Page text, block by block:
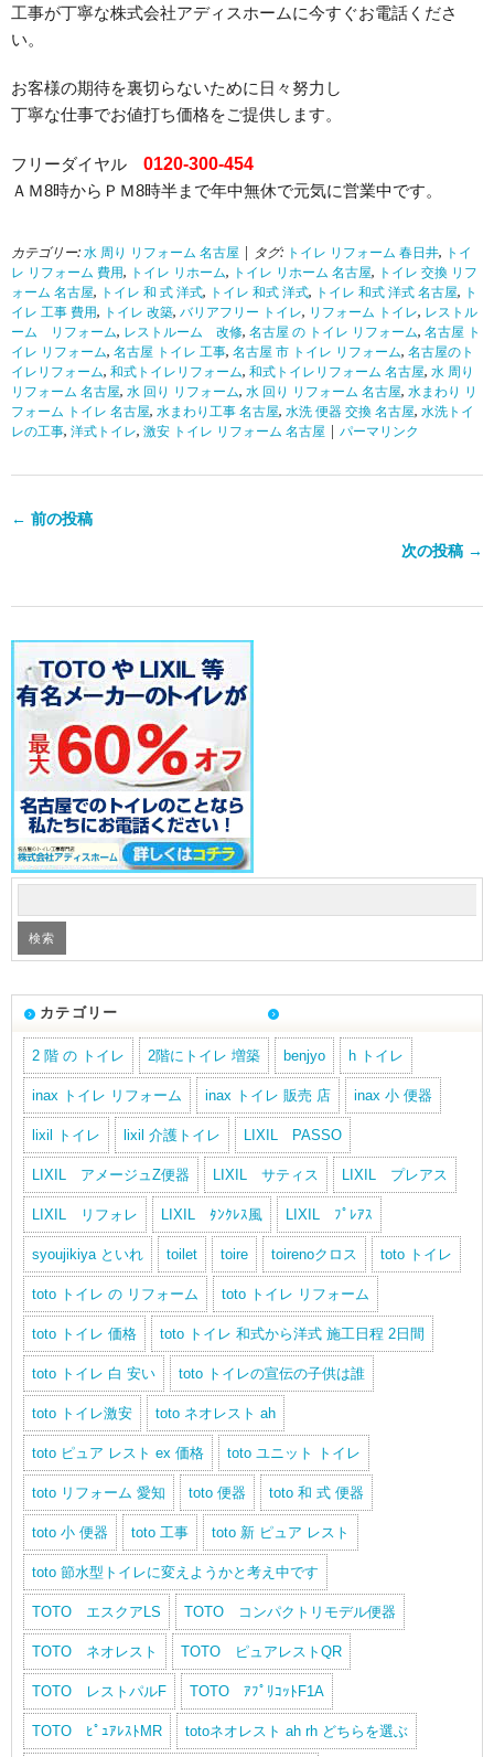
工事が丁寧な株式会社アディスホームに今すぐお電話くださ
い。
お客様の期待を裏切らないために日々努力し
丁寧な仕事でお値打ち価格をご提供します。
フリーダイヤル 0120-300-454
ＡＭ8時からＰＭ8時半まで年中無休で元気に営業中です。
カテゴリー: 水 周り リフォーム 名古屋 | タグ: トイレ リフォーム 春日井, トイ
レ リフォーム 費用, トイレ リホーム, トイレ リホーム 名古屋, トイレ 交換 リフ
ォーム 名古屋, トイレ 和 式 洋式, トイレ 和式 洋式, トイレ 和式 洋式 名古屋, ト
イレ 工事 費用, トイレ 改築, バリアフリー トイレ, リフォーム トイレ, レストル
ーム リフォーム, レストルーム 改修, 名古屋 の トイレ リフォーム, 名古屋 ト
イレ リフォーム, 名古屋 トイレ 工事, 名古屋 市 トイレ リフォーム, 名古屋のト
イレリフォーム, 和式トイレリフォーム, 和式トイレリフォーム 名古屋, 水 周り
リフォーム 名古屋, 水 回り リフォーム, 水 回り リフォーム 名古屋, 水まわり リ
フォーム トイレ 名古屋, 水まわり工事 名古屋, 水洗 便器 交換 名古屋, 水洗トイ
レの工事, 洋式トイレ, 激安 トイレ リフォーム 名古屋 パーマリンク
← 前の投稿
次の投稿 →
カテゴリー
2 階 の トイレ 2階にトイレ 増築 benjyo h トイレ
inax トイレ リフォーム inax トイレ 販売 店 inax 小 便器
lixil トイレ lixil 介護トイレ LIXIL PASSO
LIXIL アメージュZ便器 LIXIL サティス LIXIL プレアス
LIXIL リフォレ LIXIL ﾀﾝｸﾚｽ風 LIXIL ﾌﾟﾚｱｽ
syoujikiya といれ toilet toire toirenoクロス toto トイレ
toto トイレ の リフォーム toto トイレ リフォーム
toto トイレ 価格 toto トイレ 和式から洋式 施工日程 2日間
toto トイレ 白 安い toto トイレの宣伝の子供は誰
toto トイレ激安 toto ネオレスト ah
toto ピュア レスト ex 価格 toto ユニット トイレ
toto リフォーム 愛知 toto 便器 toto 和 式 便器
toto 小 便器 toto 工事 toto 新 ピュア レスト
toto 節水型トイレに変えようかと考え中です
TOTO エスクアLS TOTO コンパクトリモデル便器
TOTO ネオレスト TOTO ピュアレストQR
TOTO レストパルF TOTO ｱﾌﾟﾘｺｯﾄF1A
TOTO ﾋﾟｭｱﾚｽﾄMR totoネオレスト ah rh どちらを選ぶ